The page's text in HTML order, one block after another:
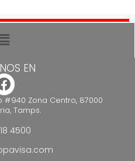
EN
#940 Zona Centro, 87000
Tamps.
4500